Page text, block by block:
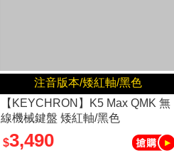
注音版本/矮紅軸/黑色
【KEYCHRON】K5 Max QMK 無
線機械鍵盤 矮紅軸/黑色
$3,490